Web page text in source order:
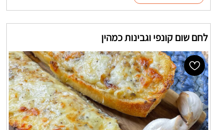
לחם שום קונפי וגבינות כמהין